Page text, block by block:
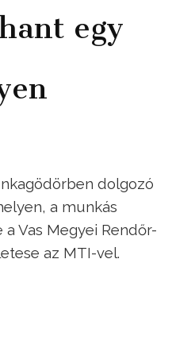
egy
dolgozó
a munkás
Vas Megyei Rendőr-
az MTI-vel.